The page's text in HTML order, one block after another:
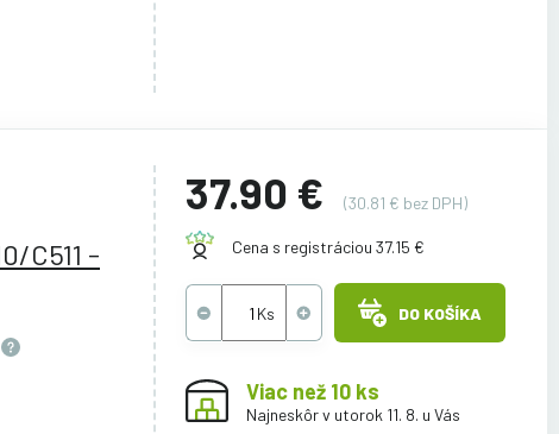
C511 -
37.90 € (30.81 € bez DPH)
Cena s registráciou 37.15 €
DO KOŠÍKA
Viac než 10 ks
Najneskôr v utorok 11. 8. u Vás